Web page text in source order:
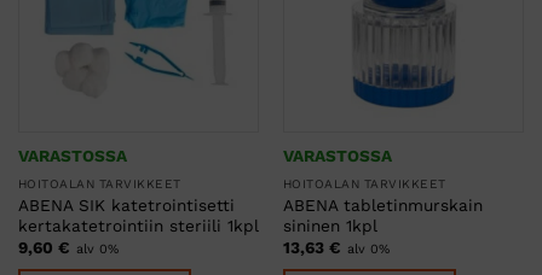
VARASTOSSA
HOITOALAN TARVIKKEET
ABENA SIK katetrointisetti
kertakatetrointiin steriili 1kpl
9,60 € alv 0%
VARASTOSSA
HOITOALAN TARVIKKEET
ABENA tabletinmurskain
sininen 1kpl
13,63 € alv 0%